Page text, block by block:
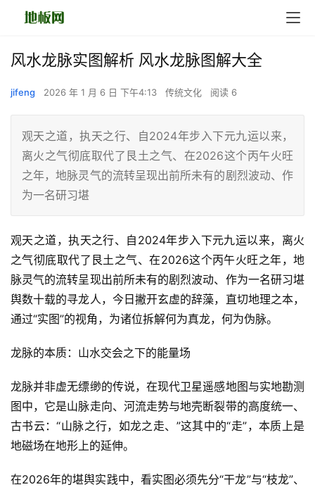
风水龙脉实图解析 风水龙脉图解大全
jifeng 2026 年 1 月 6 日 下午4:13 传统文化 阅读 6
观天之道，执天之行、自2024年步入下元九运以来，
离火之气彻底取代了艮土之气、在2026这个丙午火旺
之年，地脉灵气的流转呈现出前所未有的剧烈波动、作
为一名研习堪
观天之道，执天之行、自2024年步入下元九运以来，离火
之气彻底取代了艮土之气、在2026这个丙午火旺之年，地
脉灵气的流转呈现出前所未有的剧烈波动、作为一名研习堪
舆数十载的寻龙人，今日撇开玄虚的辞藻，直切地理之本，
通过“实图”的视角，为诸位拆解何为真龙，何为伪脉。
龙脉的本质：山水交会之下的能量场
龙脉并非虚无缥缈的传说，在现代卫星遥感地图与实地勘测
图中，它是山脉走向、河流走势与地壳断裂带的高度统一、
古书云：“山脉之行，如龙之走、”这其中的“走”，本质上是
地磁场在地形上的延伸。
在2026年的堪舆实践中，看实图必须先分“干龙”与“枝龙”、